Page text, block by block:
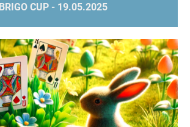
BRIGO CUP - 19.05.2025